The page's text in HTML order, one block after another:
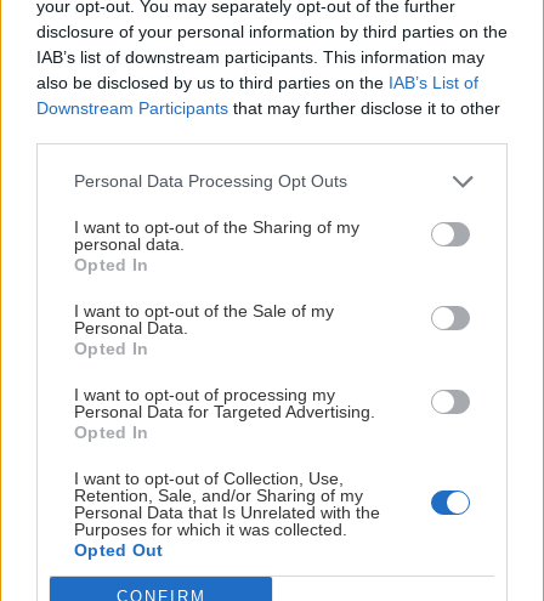
your opt-out. You may separately opt-out of the further
disclosure of your personal information by third parties on the
IAB’s list of downstream participants. This information may
also be disclosed by us to third parties on the IAB’s List of
Downstream Participants that may further disclose it to other
Personal Data Processing Opt Outs
I want to opt-out of the Sharing of my
personal data.
Opted In
I want to opt-out of the Sale of my
Personal Data.
Opted In
I want to opt-out of processing my
Personal Data for Targeted Advertising.
Opted In
I want to opt-out of Collection, Use,
Retention, Sale, and/or Sharing of my
Personal Data that Is Unrelated with the
Purposes for which it was collected.
Opted Out
CONFIRM
Nový seriál „Skialpem to začalo“ na ČT sport
Jaro 16. novembra 2015
Výstup na Sněžku, lavina v Modrém dole, záchrana vrtulníkem